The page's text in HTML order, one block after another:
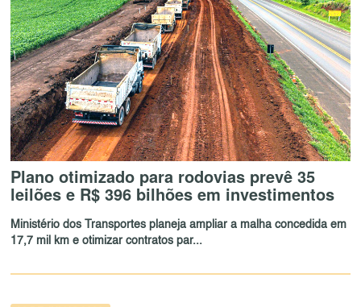
Plano otimizado para rodovias prevê 35
leilões e R$ 396 bilhões em investimentos
Ministério dos Transportes planeja ampliar a malha concedida em
17,7 mil km e otimizar contratos par...